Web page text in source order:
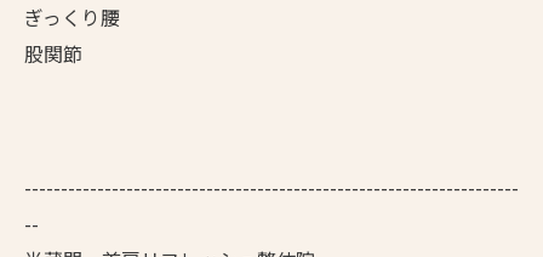
ぎっくり腰
股関節
--------------------------------------------------------------------
--